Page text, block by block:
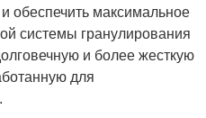
обеспечить максимальное
системы гранулирования
и более жесткую
для